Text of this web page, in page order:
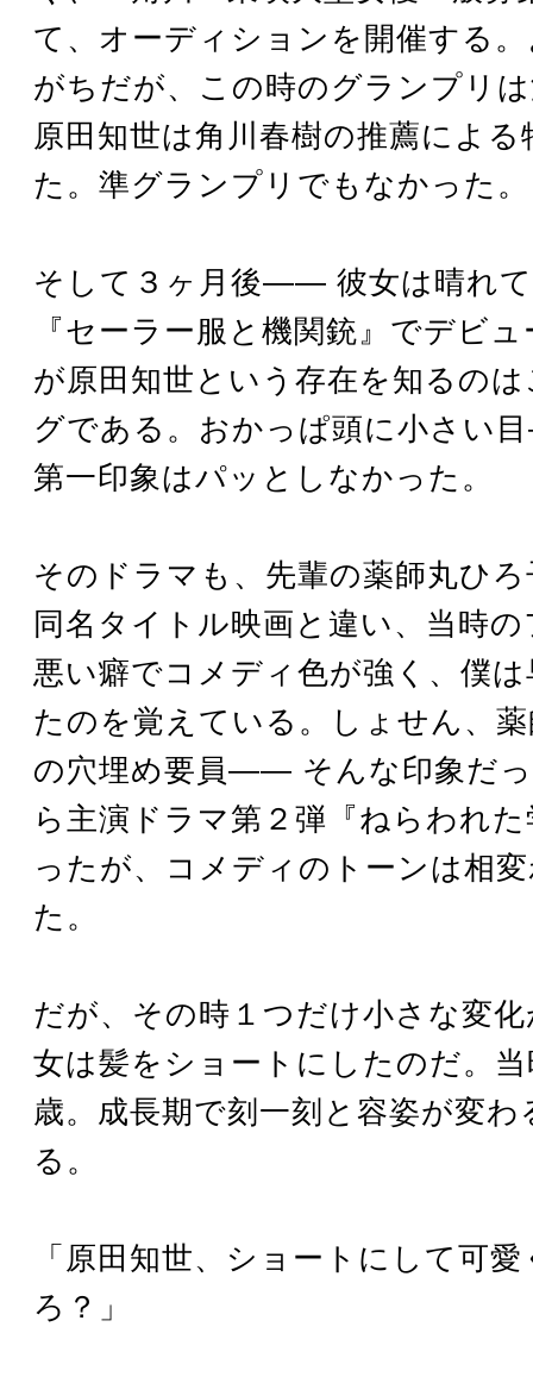
て、オーディションを開催する
がちだが、この時のグランプリ
原田知世は角川春樹の推薦による
た。準グランプリでもなかった。
そして３ヶ月後―― 彼女は晴れ
『セーラー服と機関銃』でデビ
が原田知世という存在を知るの
グである。おかっぱ頭に小さい
第一印象はパッとしなかった。
そのドラマも、先輩の薬師丸ひ
同名タイトル映画と違い、当時
悪い癖でコメディ色が強く、僕
たのを覚えている。しょせん、
の穴埋め要員―― そんな印象だ
ら主演ドラマ第２弾『ねらわれ
ったが、コメディのトーンは相
た。
だが、その時１つだけ小さな変
女は髪をショートにしたのだ。
歳。成長期で刻一刻と容姿が変
る。
「原田知世、ショートにして可
ろ？」